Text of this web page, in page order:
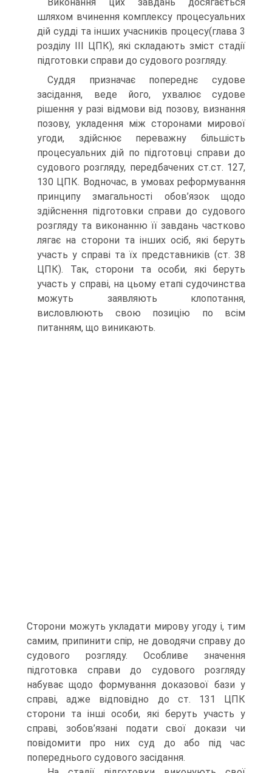
шляхом вчинення комплексу процесуальних
дій судді та інших учасників процесу(глава 3
розділу ІІІ ЦПК), які складають зміст стадії
підготовки справи до судового розгляду.
Суддя призначає попереднє судове
засідання, веде його, ухвалює судове
рішення у разі відмови від позову, визнання
позову, укладення між сторонами мирової
угоди, здійснює переважну більшість
процесуальних дій по підготовці справи до
судового розгляду, передбачених ст.ст. 127,
130 ЦПК. Водночас, в умовах реформування
принципу змагальності обов’язок щодо
здійснення підготовки справи до судового
розгляду та виконанню її завдань частково
лягає на сторони та інших осіб, які беруть
участь у справі та їх представників (ст. 38
ЦПК). Так, сторони та особи, які беруть
участь у справі, на цьому етапі судочинства
можуть заявляють клопотання,
висловлюють свою позицію по всім
питанням, що виникають.
Сторони можуть укладати мирову угоду і, тим
самим, припинити спір, не доводячи справу до
судового розгляду. Особливе значення
підготовка справи до судового розгляду
набуває щодо формування доказової бази у
справі, адже відповідно до ст. 131 ЦПК
сторони та інші особи, які беруть участь у
справі, зобов’язані подати свої докази чи
повідомити про них суд до або під час
попереднього судового засідання.